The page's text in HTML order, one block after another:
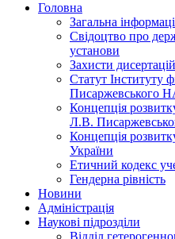
Головна
Загальна
Свідоцтво про
установи
Захисти дисертацій
Статут Інституту
Писаржевського
Концепція
Л.В.
Концепція
України
Етичний кодекс
Гендерна рівність
Новини
Адміністрація
Наукові підрозділи
Відділ